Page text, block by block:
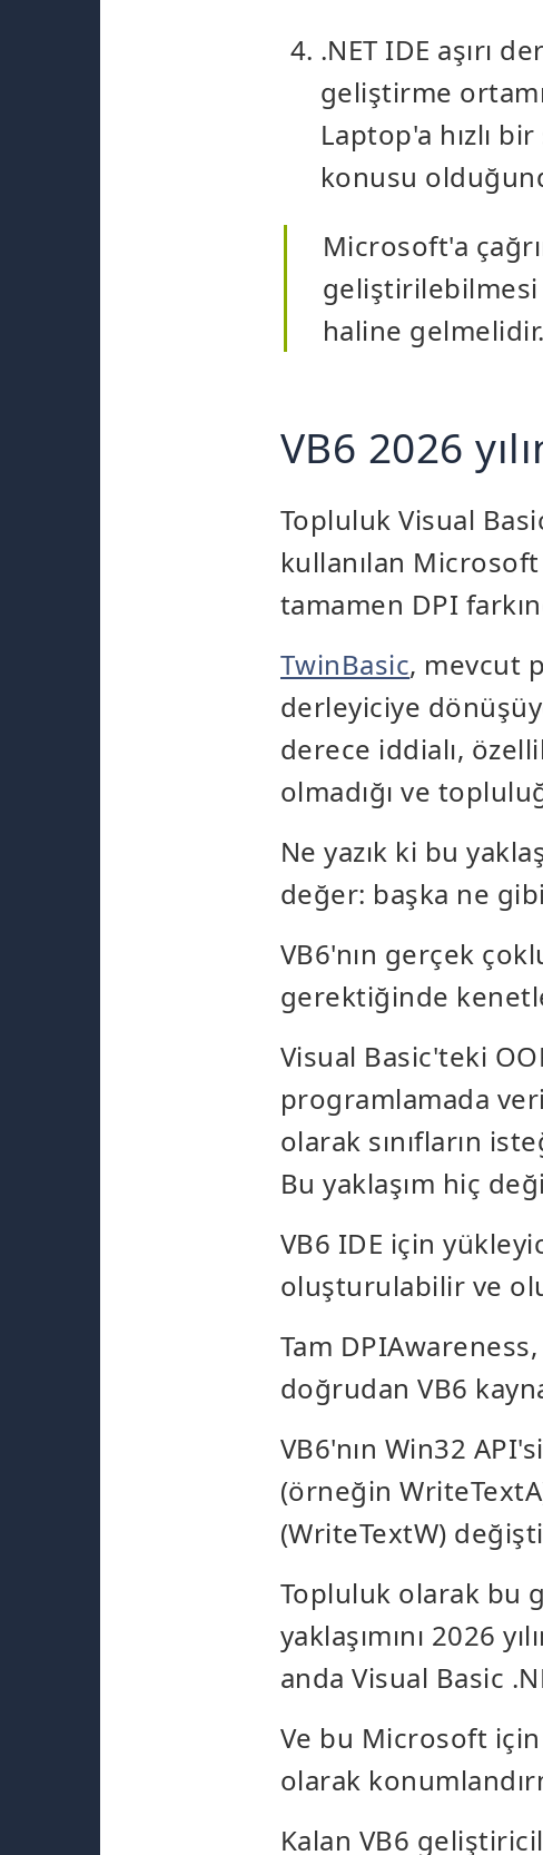
.NET IDE aşırı
geliştirme
Laptop'a hızlı
konusu
Microsoft'a
geliştirilebilmesi
haline gelmelidir.
VB6 2026
Topluluk Visual
kullanılan
tamamen DPI
TwinBasic, mevcut
derleyiciye
derece iddialı,
olmadığı ve
Ne yazık ki bu
değer: başka ne
VB6'nın gerçek
gerektiğinde
Visual Basic'teki
programlamada
olarak sınıfların
Bu yaklaşım hiç
VB6 IDE için
oluşturulabilir ve
Tam
doğrudan VB6
VB6'nın Win32
(örneğin
(WriteTextW)
Topluluk olarak bu
yaklaşımını 2026
anda Visual Basic
Ve bu Microsoft için
olarak
Kalan VB6